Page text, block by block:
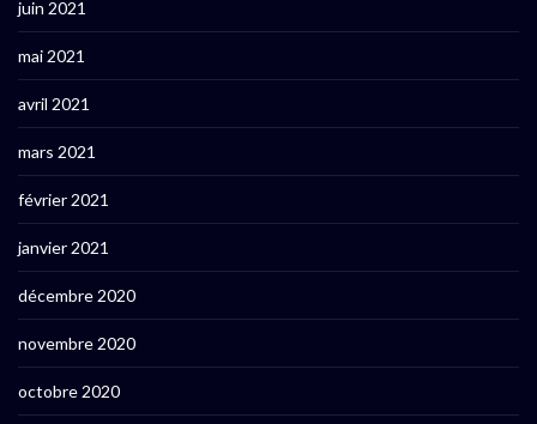
juin 2021
mai 2021
avril 2021
mars 2021
février 2021
janvier 2021
décembre 2020
novembre 2020
octobre 2020